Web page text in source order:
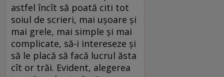
astfel încît să poată citi tot
soiul de scrieri, mai uşoare şi
mai grele, mai simple şi mai
complicate, să-i intereseze şi
să le placă să facă lucrul ăsta
cît or trăi. Evident, alegerea